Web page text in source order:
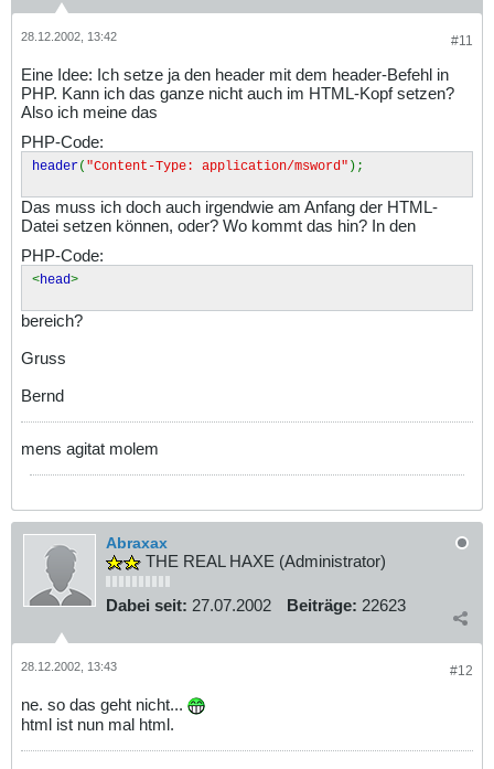
#11
28.12.2002, 13:42
Eine Idee: Ich setze ja den header mit dem header-Befehl in
PHP. Kann ich das ganze nicht auch im HTML-Kopf setzen?
Also ich meine das
PHP-Code:
header( "Content-Type: application/msword" );
Das muss ich doch auch irgendwie am Anfang der HTML-
Datei setzen können, oder? Wo kommt das hin? In den
PHP-Code:
<head>
bereich?
Gruss
Bernd
mens agitat molem
Abraxax
THE REAL HAXE (Administrator)
Dabei seit: 27.07.2002 Beiträge: 22623
#12
28.12.2002, 13:43
ne. so das geht nicht...
html ist nun mal html.